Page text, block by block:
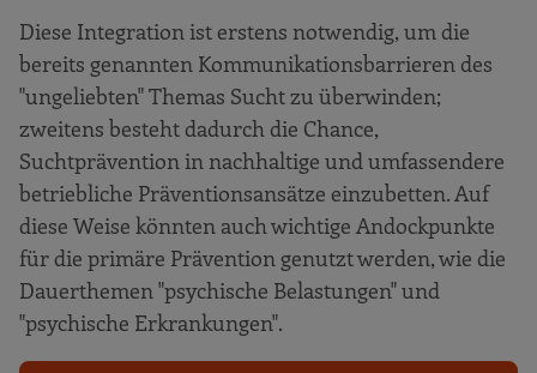
Diese Integration ist erstens notwendig, um die
bereits genannten Kommunikationsbarrieren des
"ungeliebten" Themas Sucht zu überwinden;
zweitens besteht dadurch die Chance,
Suchtprävention in nachhaltige und umfassendere
betriebliche Präventionsansätze einzubetten. Auf
diese Weise könnten auch wichtige Andockpunkte
für die primäre Prävention genutzt werden, wie die
Dauerthemen "psychische Belastungen" und
"psychische Erkrankungen".